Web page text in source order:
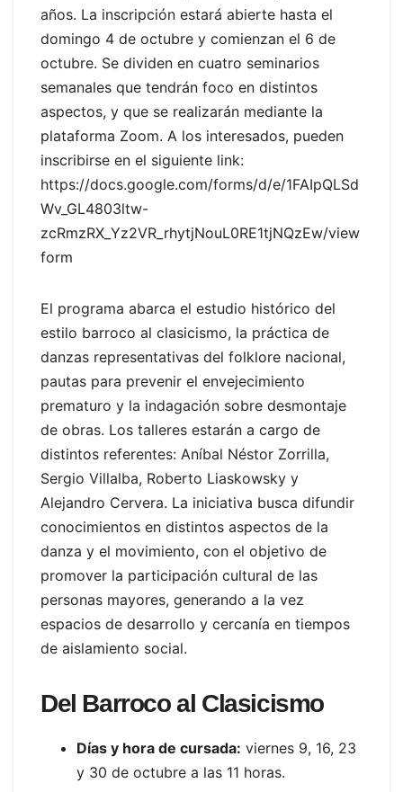
años. La inscripción estará abierte hasta el
domingo 4 de octubre y comienzan el 6 de
octubre. Se dividen en cuatro seminarios
semanales que tendrán foco en distintos
aspectos, y que se realizarán mediante la
plataforma Zoom. A los interesados, pueden
inscribirse en el siguiente link:
https://docs.google.com/forms/d/e/1FAIpQLSd
Wv_GL4803ltw-
zcRmzRX_Yz2VR_rhytjNouL0RE1tjNQzEw/view
form
El programa abarca el estudio histórico del
estilo barroco al clasicismo, la práctica de
danzas representativas del folklore nacional,
pautas para prevenir el envejecimiento
prematuro y la indagación sobre desmontaje
de obras. Los talleres estarán a cargo de
distintos referentes: Aníbal Néstor Zorrilla,
Sergio Villalba, Roberto Liaskowsky y
Alejandro Cervera. La iniciativa busca difundir
conocimientos en distintos aspectos de la
danza y el movimiento, con el objetivo de
promover la participación cultural de las
personas mayores, generando a la vez
espacios de desarrollo y cercanía en tiempos
de aislamiento social.
Del Barroco al Clasicismo
Días y hora de cursada: viernes 9, 16, 23
y 30 de octubre a las 11 horas.